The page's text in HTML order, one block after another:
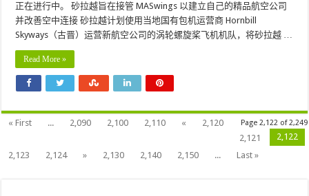
正在进行中。 砂拉越旨在接管 MASwings 以建立自己的精品航空公司
并改善空中连接 砂拉越计划使用当地国有包机运营商 Hornbill
Skyways（古晋）运营新航空公司的涡轮螺旋桨飞机机队，将砂拉越 …
Read More »
Page 2,122 of 2,249
« First ... 2,090 2,100 2,110 «
2,120
2,121
2,122
2,123
2,124 » 2,130 2,140 2,150 ... Last »